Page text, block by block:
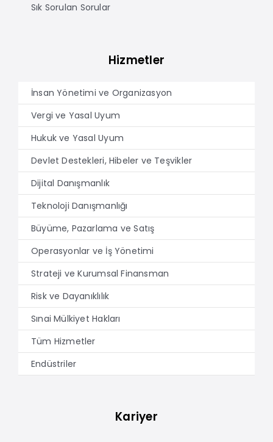
Sık Sorulan Sorular
Hizmetler
İnsan Yönetimi ve Organizasyon
Vergi ve Yasal Uyum
Hukuk ve Yasal Uyum
Devlet Destekleri, Hibeler ve Teşvikler
Dijital Danışmanlık
Teknoloji Danışmanlığı
Büyüme, Pazarlama ve Satış
Operasyonlar ve İş Yönetimi
Strateji ve Kurumsal Finansman
Risk ve Dayanıklılık
Sınai Mülkiyet Hakları
Tüm Hizmetler
Endüstriler
Kariyer